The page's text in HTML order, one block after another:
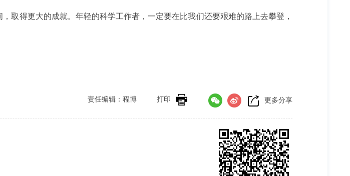
取得更大的成就。年轻的科学工作者，一定要在比我们还要艰难的路上去攀登，
更多分享
打印
责任编辑：程博